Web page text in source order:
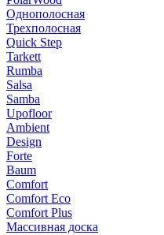
Однополосная
Трехполосная
Quick Step
Tarkett
Rumba
Salsa
Samba
Upofloor
Ambient
Design
Forte
Baum
Comfort
Comfort Eco
Comfort Plus
Массивная доска